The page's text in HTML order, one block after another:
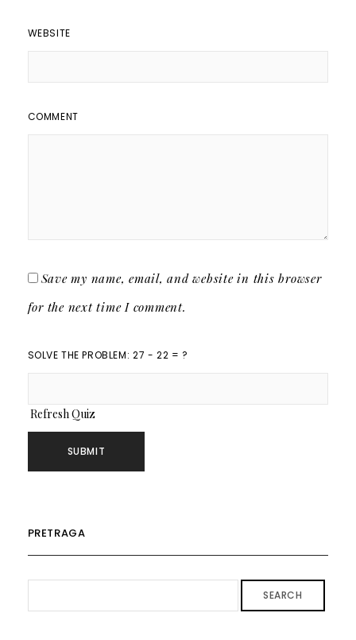
WEBSITE
COMMENT
Save my name, email, and website in this browser
for the next time I comment.
SOLVE THE PROBLEM: 27 - 22 = ?
Refresh Quiz
PRETRAGA
SEARCH